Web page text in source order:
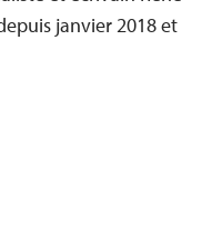
janvier 2018 et